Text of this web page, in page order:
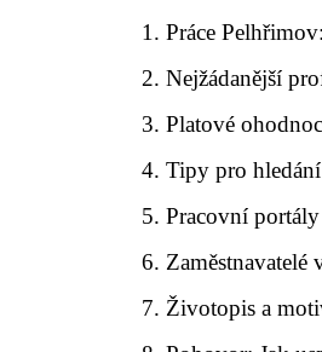
Práce
Nejžádanější
Platové
Tipy pro hledání
Pracovní
Zaměstnavatelé
Životopis a